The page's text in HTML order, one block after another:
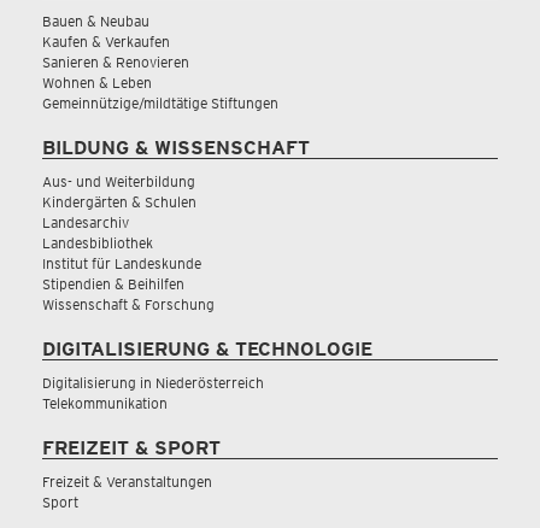
Bauen & Neubau
Kaufen & Verkaufen
Sanieren & Renovieren
Wohnen & Leben
Gemeinnützige/mildtätige Stiftungen
BILDUNG & WISSENSCHAFT
Aus- und Weiterbildung
Kindergärten & Schulen
Landesarchiv
Landesbibliothek
Institut für Landeskunde
Stipendien & Beihilfen
Wissenschaft & Forschung
DIGITALISIERUNG & TECHNOLOGIE
Digitalisierung in Niederösterreich
Telekommunikation
FREIZEIT & SPORT
Freizeit & Veranstaltungen
Sport